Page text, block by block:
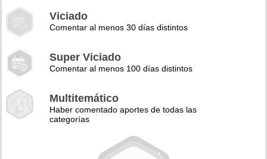
Viciado
Comentar al menos 30 días distintos
Super Viciado
Comentar al menos 100 días distintos
Multitemático
Haber comentado aportes de todas las
categorías